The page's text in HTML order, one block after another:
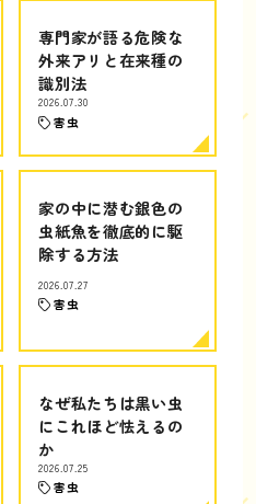
専門家が語る危険な
外来アリと在来種の
識別法
2026.07.30
害虫
家の中に潜む銀色の
虫紙魚を徹底的に駆
除する方法
2026.07.27
害虫
なぜ私たちは黒い虫
にこれほど怯えるの
か
2026.07.25
害虫